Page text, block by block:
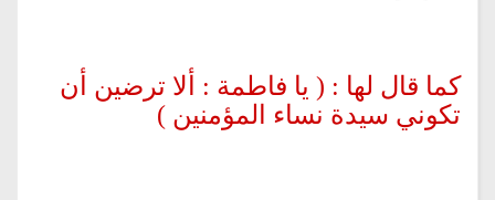
كما قال لها : ( يا فاطمة : ألا ترضين أن
تكوني سيدة نساء المؤمنين )